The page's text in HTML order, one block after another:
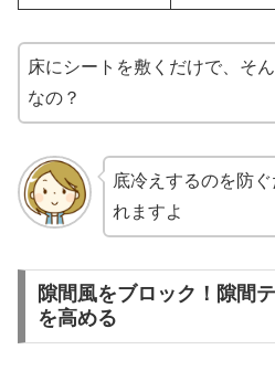
床にシートを敷くだけで、そ
なの？
底冷えするのを防
れますよ
隙間風をブロック！隙間
を高める